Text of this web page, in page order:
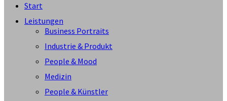
Start
Leistungen
Business Portraits
Industrie & Produkt
People & Mood
Medizin
People & Künstler